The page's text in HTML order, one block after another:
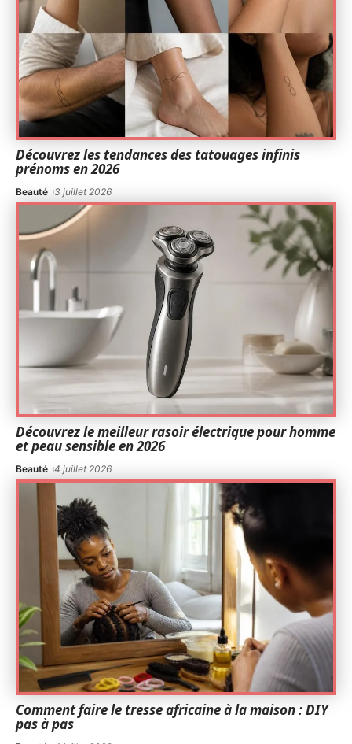
Découvrez les tendances des tatouages infinis
prénoms en 2026
Beauté 3 juillet 2026
Découvrez le meilleur rasoir électrique pour homme
et peau sensible en 2026
Beauté 4 juillet 2026
Comment faire le tresse africaine à la maison : DIY
pas à pas